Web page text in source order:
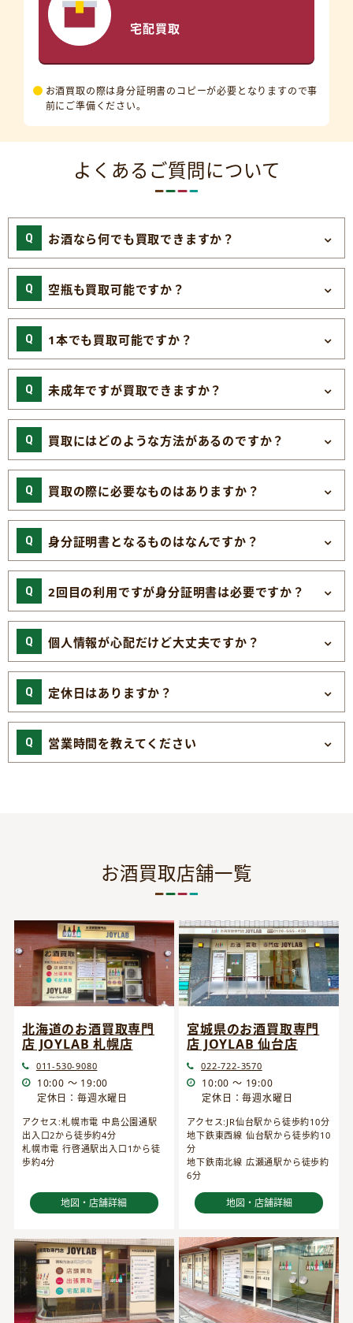
宅配買取
お酒買取の際は身分証明書のコピーが必要となりますので事
前にご準備ください。
よくあるご質問について
お酒なら何でも買取できますか？
空瓶も買取可能ですか？
1本でも買取可能ですか？
未成年ですが買取できますか？
買取にはどのような方法があるのですか？
買取の際に必要なものはありますか？
身分証明書となるものはなんですか？
2回目の利用ですが身分証明書は必要ですか？
個人情報が心配だけど大丈夫ですか？
定休日はありますか？
営業時間を教えてください
お酒買取店舗一覧
北海道のお酒買取専門
店 JOYLAB 札幌店
011-530-9080
10:00 ～ 19:00
定休日：毎週水曜日
アクセス:札幌市電 中島公園通駅
出入口2から徒歩約4分
札幌市電 行啓通駅出入口1から徒
歩約4分
地図・店舗詳細
宮城県のお酒買取専門
店 JOYLAB 仙台店
022-722-3570
10:00 ～ 19:00
定休日：毎週水曜日
アクセス:JR仙台駅から徒歩約10分
地下鉄東西線 仙台駅から徒歩約10
分
地下鉄南北線 広瀬通駅から徒歩約
6分
地図・店舗詳細